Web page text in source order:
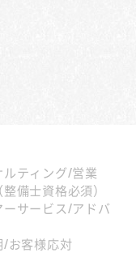
ティング/営業
備士資格必須）
サービス/アドバ
/お客様応対